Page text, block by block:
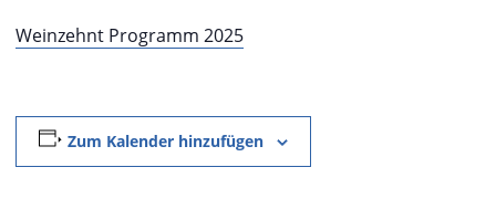
Weinzehnt Programm 2025
Zum Kalender hinzufügen